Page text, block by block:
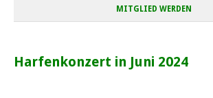
MITGLIED WERDEN
Harfenkonzert in Juni 2024